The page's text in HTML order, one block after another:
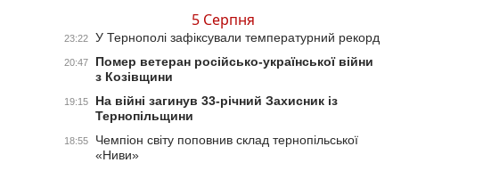
5 Серпня
23:22 У Тернополі зафіксували температурний рекорд
20:47
Помер ветеран російсько-української війни
з Козівщини
19:15
На війні загинув 33-річний Захисник із
Тернопільщини
18:55
Чемпіон світу поповнив склад тернопільської
«Ниви»